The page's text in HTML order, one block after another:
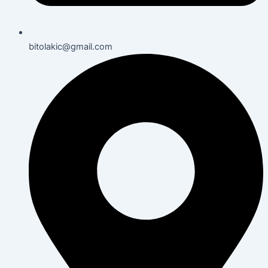
bitolakic@gmail.com